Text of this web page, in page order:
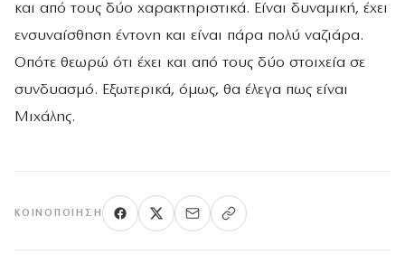
και από τους δύο χαρακτηριστικά. Είναι δυναμική, έχει
ενσυναίσθηση έντονη και είναι πάρα πολύ ναζιάρα.
Οπότε θεωρώ ότι έχει και από τους δύο στοιχεία σε
συνδυασμό. Εξωτερικά, όμως, θα έλεγα πως είναι
Μιχάλης.
ΚΟΙΝΟΠΟΊΗΣΗ